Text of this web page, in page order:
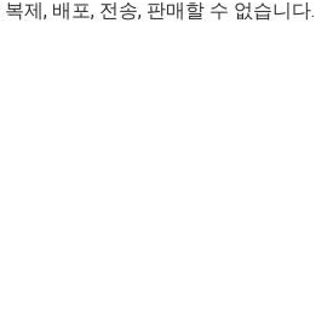
제, 배포, 전송, 판매할 수 없습니다.